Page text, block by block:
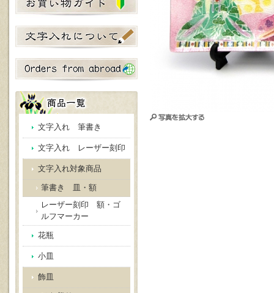
文字入れ 筆書き
文字入れ レーザー刻印
文字入れ対象商品
筆書き 皿・額
レーザー刻印 額・ゴ
ルフマーカー
花瓶
小皿
飾皿